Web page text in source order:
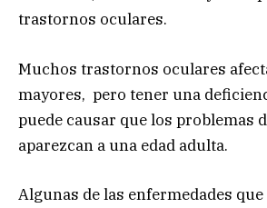
trastornos oculares.
Muchos trastornos oculares
mayores, pero tener una
puede causar que los problemas
aparezcan a una edad adulta.
Algunas de las enfermedades